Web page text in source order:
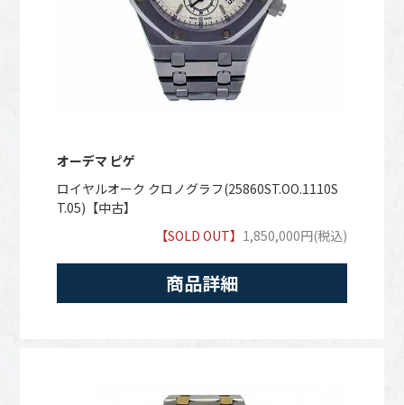
オーデマ ピゲ
ロイヤルオーク クロノグラフ(25860ST.OO.1110S
T.05)【中古】
【SOLD OUT】 1,850,000円(税込)
商品詳細